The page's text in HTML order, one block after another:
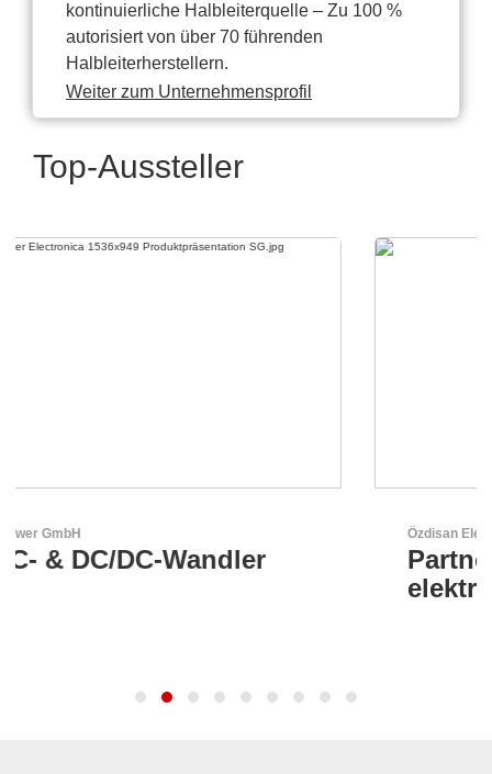
kontinuierliche Halbleiterquelle – Zu 100 %
autorisiert von über 70 führenden
Halbleiterherstellern.
Weiter zum Unternehmensprofil
Top-Aussteller
Partner für Lösungen mit